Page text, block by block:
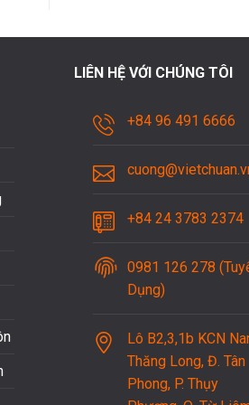
LIÊN HỆ VỚI CHÚNG TÔI
+84 96 491 6666
+84 24 3783 2374
0981 126 278
Dụng)
Lô B2,3,1b KCN
Thăng Long, Đ. Tân
Phong, P. Thụy